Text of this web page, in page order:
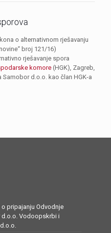
o alternativnom rješavanju
broj 121/16)
rješavanje spora
komore(HGK), Zagreb,
d.o.o. kao član HGK-a
o pripajanju Odvodnje
d.o.o. Vodoopskrbi i